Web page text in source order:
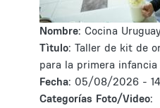
Nombre: Cocina
Tìtulo: Taller de kit de
para la primera infancia
Fecha: 05/08/2026 -
Categorías Foto/Video: